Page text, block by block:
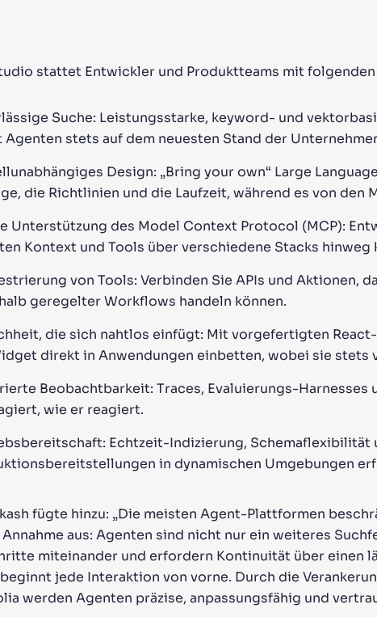
stattet Entwickler und Produktteams mit folgenden
Suche: Leistungsstarke, keyword- und
Agenten stets auf dem neuesten Stand der
Design: „Bring your own“ Large
die Richtlinien und die Laufzeit, während es von
Unterstützung des Model Context Protocol (MCP):
Kontext und Tools über verschiedene Stacks
von Tools: Verbinden Sie APIs und Aktionen,
geregelter Workflows handeln können.
die sich nahtlos einfügt: Mit vorgefertigten
direkt in Anwendungen einbetten, wobei sie
Beobachtbarkeit: Traces, Evaluierungs-
wie er reagiert.
Echtzeit-Indizierung, Schemaflexibilität
in dynamischen Umgebungen
fügte hinzu: „Die meisten Agent-Plattformen
aus: Agenten sind nicht nur ein weiteres
miteinander und erfordern Kontinuität über einen
jede Interaktion von vorne. Durch die
werden Agenten präzise, anpassungsfähig und